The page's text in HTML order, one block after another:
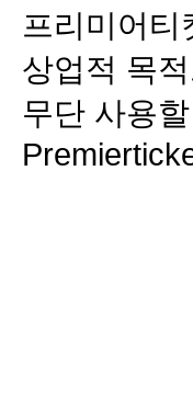
프리미어
상업적 목
무단 사용